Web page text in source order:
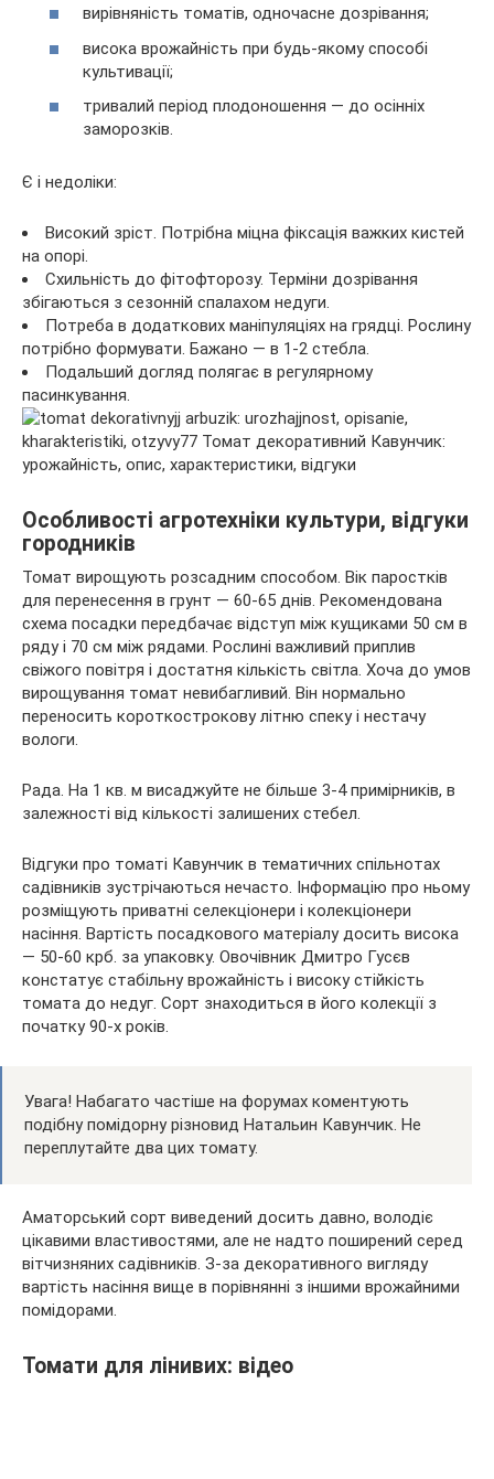
вирівняність томатів, одночасне дозрівання;
висока врожайність при будь-якому способі
культивації;
тривалий період плодоношення — до осінніх
заморозків.
Є і недоліки:
Високий зріст. Потрібна міцна фіксація важких кистей
на опорі.
Схильність до фітофторозу. Терміни дозрівання
збігаються з сезонній спалахом недуги.
Потреба в додаткових маніпуляціях на грядці. Рослину
потрібно формувати. Бажано — в 1-2 стебла.
Подальший догляд полягає в регулярному
пасинкування.
Особливості агротехніки культури, відгуки
городників
Томат вирощують розсадним способом. Вік паростків
для перенесення в грунт — 60-65 днів. Рекомендована
схема посадки передбачає відступ між кущиками 50 см в
ряду і 70 см між рядами. Рослині важливий приплив
свіжого повітря і достатня кількість світла. Хоча до умов
вирощування томат невибагливий. Він нормально
переносить короткострокову літню спеку і нестачу
вологи.
Рада. На 1 кв. м висаджуйте не більше 3-4 примірників, в
залежності від кількості залишених стебел.
Відгуки про томаті Кавунчик в тематичних спільнотах
садівників зустрічаються нечасто. Інформацію про ньому
розміщують приватні селекціонери і колекціонери
насіння. Вартість посадкового матеріалу досить висока
— 50-60 крб. за упаковку. Овочівник Дмитро Гусєв
констатує стабільну врожайність і високу стійкість
томата до недуг. Сорт знаходиться в його колекції з
початку 90-х років.
Увага! Набагато частіше на форумах коментують
подібну помідорну різновид Натальин Кавунчик. Не
переплутайте два цих томату.
Аматорський сорт виведений досить давно, володіє
цікавими властивостями, але не надто поширений серед
вітчизняних садівників. З-за декоративного вигляду
вартість насіння вище в порівнянні з іншими врожайними
помідорами.
Томати для лінивих: відео